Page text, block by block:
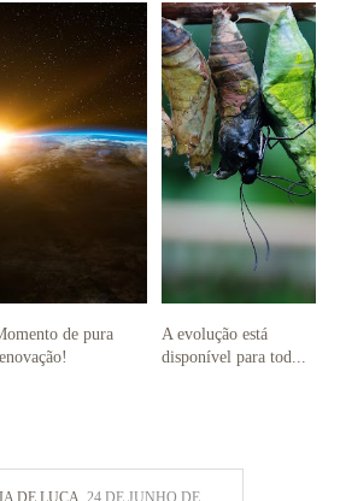
de pura
A evolução está
disponível para tod...
DE LUCA 24 DE JUNHO DE